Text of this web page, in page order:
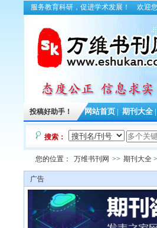
服务教育科研，促进学术发展！ 欢迎
投稿好助手！ 网站首页 期刊大全
搜索：
您的位置： 万维书刊网 >> 期刊大全
广告